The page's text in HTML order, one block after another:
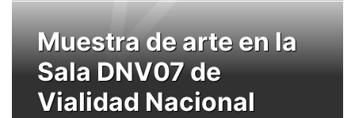
Muestra de arte en la
Sala DNV07 de
Vialidad Nacional